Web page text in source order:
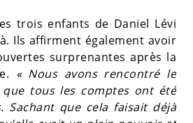
trois enfants de Daniel Lévi
Ils affirment également avoir
surprenantes après la
« Nous avons rencontré le
tous les comptes ont été
Sachant que cela faisait déjà